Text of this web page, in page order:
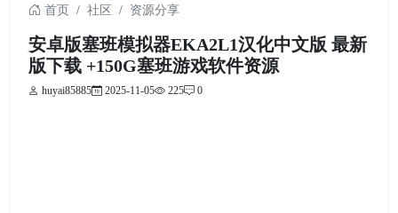
首页 社区 资源分享
安卓版塞班模拟器EKA2L1汉化中文版 最新
版下载 +150G塞班游戏软件资源
huyai85885 2025-11-05 225 0